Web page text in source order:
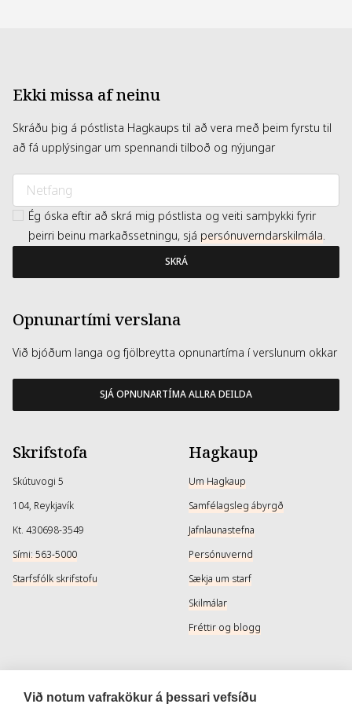
FRUIT EXTRACT, HIBISCUS ESCULENTUS FRUIT EXTRACT,
EXTRACT, CHOLESTEROL, PHYTOSPHINGOSINE, CERAMIDE
AS, CERAMIDE AP, HYALURONIC ACID, COPPER TRIPEPTIDE-
1, SODIUM HYALURONATE CROSSPOLYMER, ACETYL
HYDROLYZED SODIUM HYALURONATE, PALMITOYL
TETRAPEPTIDE-7, PALMITOYL TRIPEPTIDE-1, POTASSIUM
HYALURONATE, CERAMIDE EOP
Ekki missa af neinu
Skráðu þig á póstlista Hagkaups til að vera með þeim fyrstu til
að fá upplýsingar um spennandi tilboð og nýjungar
Ég óska eftir að skrá mig póstlista og veiti samþykki fyrir
þeirri beinu markaðssetningu, sjá persónuverndarskilmála.
SKRÁ
Opnunartími verslana
Við bjóðum langa og fjölbreytta opnunartíma í verslunum okkar
SJÁ OPNUNARTÍMA ALLRA DEILDA
Skrifstofa
Skútuvogi 5
104, Reykjavík
Kt. 430698-3549
Sími: 563-5000
Starfsfólk skrifstofu
Hagkaup
Um Hagkaup
Samfélagsleg ábyrgð
Jafnlaunastefna
Persónuvernd
Sækja um starf
Skilmálar
Fréttir og blogg
Þjónusta Samfélagsmiðlar
Við notum vafrakökur á þessari vefsíðu